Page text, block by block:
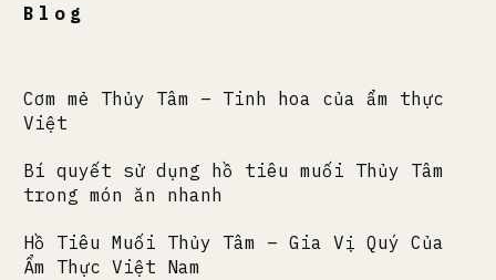
Blog
Cơm mẻ Thủy Tâm – Tinh hoa của ẩm thực
Việt
Bí quyết sử dụng hồ tiêu muối Thủy Tâm
trong món ăn nhanh
Hồ Tiêu Muối Thủy Tâm – Gia Vị Quý Của
Ẩm Thực Việt Nam